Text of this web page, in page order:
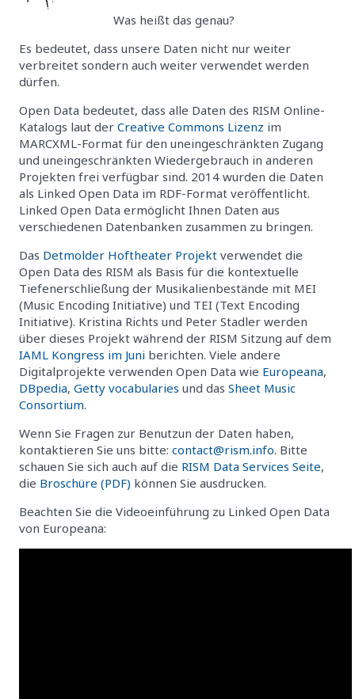
Was heißt das genau?
Es bedeutet, dass unsere Daten nicht nur weiter
verbreitet sondern auch weiter verwendet werden
dürfen.
Open Data bedeutet, dass alle Daten des RISM Online-
Katalogs laut der Creative Commons Lizenz im
MARCXML-Format für den uneingeschränkten Zugang
und uneingeschränkten Wiedergebrauch in anderen
Projekten frei verfügbar sind. 2014 wurden die Daten
als Linked Open Data im RDF-Format veröffentlicht.
Linked Open Data ermöglicht Ihnen Daten aus
verschiedenen Datenbanken zusammen zu bringen.
Das Detmolder Hoftheater Projekt verwendet die
Open Data des RISM als Basis für die kontextuelle
Tiefenerschließung der Musikalienbestände mit MEI
(Music Encoding Initiative) und TEI (Text Encoding
Initiative). Kristina Richts und Peter Stadler werden
über dieses Projekt während der RISM Sitzung auf dem
IAML Kongress im Juni berichten. Viele andere
Digitalprojekte verwenden Open Data wie Europeana,
DBpedia, Getty vocabularies und das Sheet Music
Consortium.
Wenn Sie Fragen zur Benutzun der Daten haben,
kontaktieren Sie uns bitte: contact@rism.info. Bitte
schauen Sie sich auch auf die RISM Data Services Seite,
die Broschüre (PDF) können Sie ausdrucken.
Beachten Sie die Videoeinführung zu Linked Open Data
von Europeana: